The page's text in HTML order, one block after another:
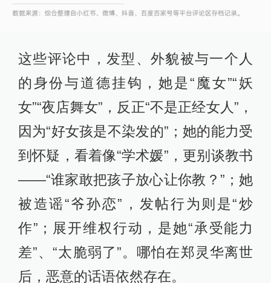
这些评论中，发型、外貌被与一个人
的身份与道德挂钩，她是“魔女”“妖
女”“夜店舞女”，反正“不是正经女人”，
因为“好女孩是不染发的”；她的能力受
到怀疑，看着像“学术媛”，更别谈教书
——“谁家敢把孩子放心让你教？”；她
被造谣“爷孙恋”，发帖行为则是“炒
作”；展开维权行动，是她“承受能力
差”、“太脆弱了”。哪怕在郑灵华离世
后，恶意的话语依然存在。